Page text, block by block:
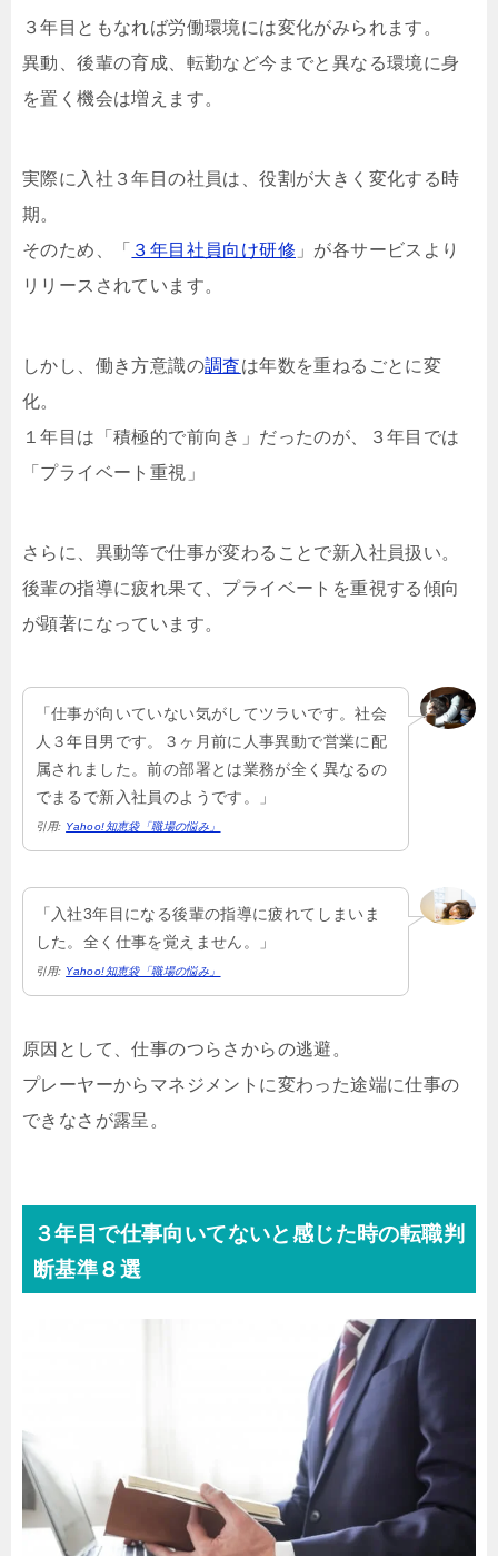
３年目ともなれば労働環境には変化がみられます。
異動、後輩の育成、転勤など今までと異なる環境に身
を置く機会は増えます。
実際に入社３年目の社員は、役割が大きく変化する時
期。
そのため、「 ３年目社員向け研修 」が各サービスより
リリースされています。
しかし、働き方意識の調査は年数を重ねるごとに変
化。
１年目は「積極的で前向き」だったのが、３年目では
「プライベート重視」
さらに、異動等で仕事が変わることで新入社員扱い。
後輩の指導に疲れ果て、プライベートを重視する傾向
が顕著になっています。
「仕事が向いていない気がしてツラいです。社会
人３年目男です。３ヶ月前に人事異動で営業に配
属されました。前の部署とは業務が全く異なるの
でまるで新入社員のようです。」
引用: Yahoo!知恵袋「職場の悩み」
「入社3年目になる後輩の指導に疲れてしまいま
した。全く仕事を覚えません。」
引用: Yahoo!知恵袋「職場の悩み」
原因として、仕事のつらさからの逃避。
プレーヤーからマネジメントに変わった途端に仕事の
できなさが露呈。
３年目で仕事向いてないと感じた時の転職判
断基準８選